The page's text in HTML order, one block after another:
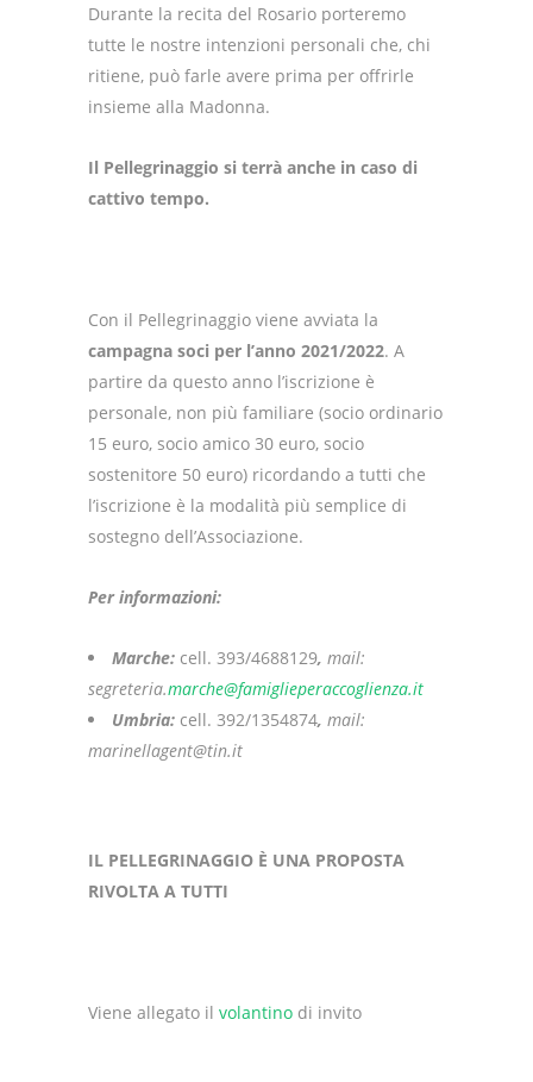
Durante la recita del Rosario porteremo
tutte le nostre intenzioni personali che, chi
ritiene, può farle avere prima per offrirle
insieme alla Madonna.
Il Pellegrinaggio si terrà anche in caso di
cattivo tempo.
Con il Pellegrinaggio viene avviata la
campagna soci per l’anno 2021/2022. A
partire da questo anno l’iscrizione è
personale, non più familiare (socio ordinario
15 euro, socio amico 30 euro, socio
sostenitore 50 euro) ricordando a tutti che
l’iscrizione è la modalità più semplice di
sostegno dell’Associazione.
Per informazioni:
Marche: cell. 393/4688129, mail:
segreteria.marche@famiglieperaccoglienza.it
Umbria: cell. 392/1354874, mail:
marinellagent@tin.it
IL PELLEGRINAGGIO È UNA PROPOSTA
RIVOLTA A TUTTI
Viene allegato il volantino di invito